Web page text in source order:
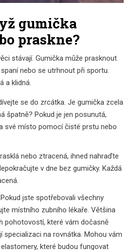
gumička
praskne?
stávají. Gumička může prasknout
nebo se utrhnout při sportu.
a klidná.
se do zrcátka. Je gumička zcela
špatně? Pokud je jen posunutá,
své místo pomocí čisté prstu nebo
nebo ztracená, ihned nahraďte
v dne bez gumičky. Každá
Pokud jste spotřebovali všechny
místního zubního lékaře. Většina
pohotovostí, které vám dočasně
specializaci na rovnátka. Mohou vám
které budou fungovat